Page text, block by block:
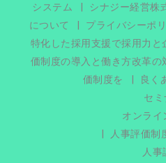
システム
シナジー経営株
について
プライバシーポ
特化した採用支援で採用力と
価制度の導入と働き方改革の
価制度を
良く
セ
オンライ
人事評価制
人